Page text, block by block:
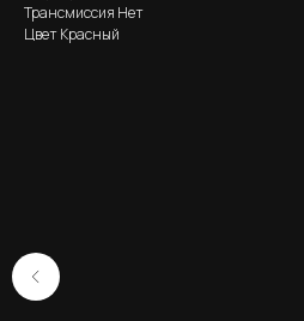
Трансмиссия Нет
Цвет Красный